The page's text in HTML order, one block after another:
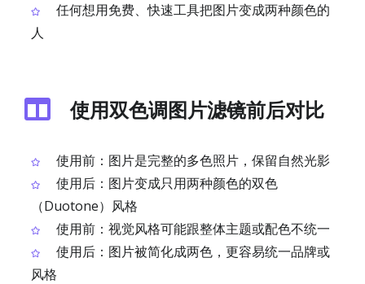
任何想用免费、快速工具把图片变成两种颜色的
人
使用双色调图片滤镜前后对比
使用前：图片是完整的多色照片，保留自然光影
使用后：图片变成只用两种颜色的双色
（Duotone）风格
使用前：视觉风格可能跟整体主题或配色不统一
使用后：图片被简化成两色，更容易统一品牌或
风格